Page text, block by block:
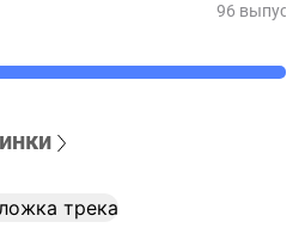
96